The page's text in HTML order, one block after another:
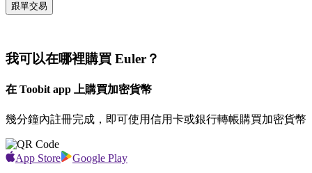
跟單交易
我可以在哪裡購買 Euler？
在 Toobit app 上購買加密貨幣
幾分鐘內註冊完成，即可使用信用卡或銀行轉帳購買加密貨幣
App Store Google Play